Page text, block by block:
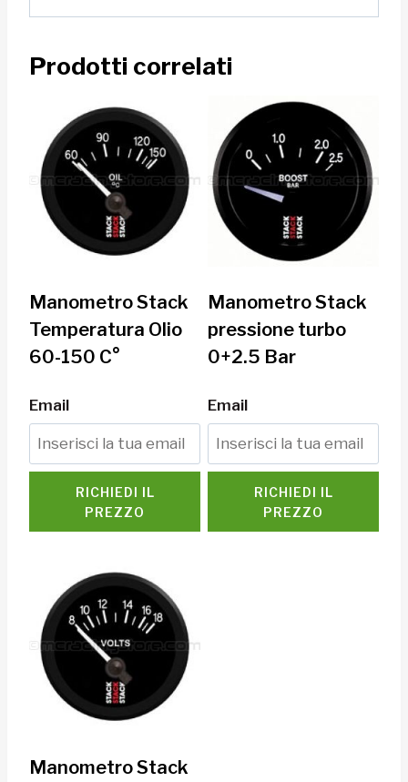
Prodotti correlati
Manometro Stack
Temperatura Olio
60-150 C°
Email
RICHIEDI IL
PREZZO
Manometro Stack
pressione turbo
0+2.5 Bar
Email
RICHIEDI IL
PREZZO
Manometro Stack